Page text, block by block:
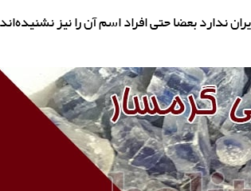
ندارد بعضا حتی افراد اسم آن را نیز